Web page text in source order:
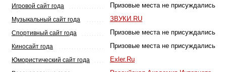
Игровой сайт года Призовые места не присуждались
Музыкальный сайт года ЗВУКИ.RU
Спортивный сайт года Призовые места не присуждались
Киносайт года Призовые места не присуждались
Юмористический сайт года Exler.Ru